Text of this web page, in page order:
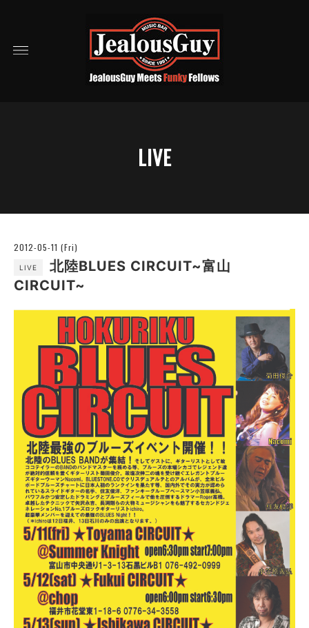
LIVE
2012-05-11 (Fri)
LIVE
北陸BLUES CIRCUIT~富山
CIRCUIT~